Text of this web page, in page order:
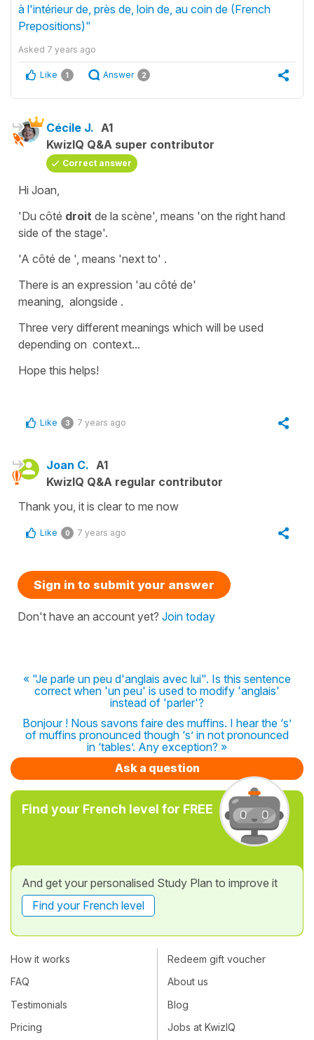
à l'intérieur de, près de, loin de, au coin de (French
Prepositions)"
Asked 7 years ago
Like 1 Answer 2
Cécile J. A1
KwizIQ Q&A super contributor
Correct answer
Hi Joan,
'Du côté droit de la scène', means 'on the right hand
side of the stage'.
'A côté de ', means 'next to' .
There is an expression 'au côté de'
meaning, alongside .
Three very different meanings which will be used
depending on context...
Hope this helps!
Like 3 7 years ago
Joan C. A1
KwizIQ Q&A regular contributor
Thank you, it is clear to me now
Like 0 7 years ago
Sign in to submit your answer
Don't have an account yet? Join today
« "Je parle un peu d'anglais avec lui". Is this sentence
correct when 'un peu' is used to modify 'anglais'
instead of 'parler'?
Bonjour ! Nous savons faire des muffins. I hear the ‘s’
of muffins pronounced though ‘s’ in not pronounced
in ‘tables’. Any exception? »
Ask a question
Find your French level for FREE
And get your personalised Study Plan to improve it
Find your French level
How it works
FAQ
Testimonials
Pricing
Redeem gift voucher
About us
Blog
Jobs at KwizIQ